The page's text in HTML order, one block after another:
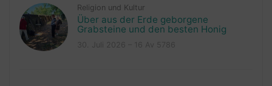
Religion und Kultur
Über aus der Erde geborgene
Grabsteine und den besten Honig